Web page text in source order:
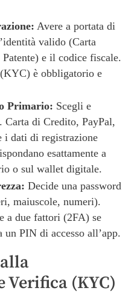
Avere a portata di
valido (Carta
Patente) e il codice fiscale.
è obbligatorio e
Primario: Scegli e
Carta di Credito, PayPal,
dati di registrazione
esattamente a
o sul wallet digitale.
Decide una password
maiuscole, numeri).
a due fattori (2FA) se
PIN di accesso all’app.
Verifica (KYC)